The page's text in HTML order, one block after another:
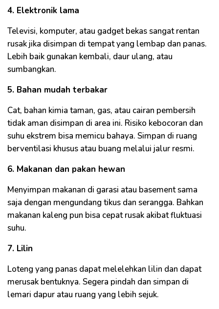
4. Elektronik lama
Televisi, komputer, atau gadget bekas sangat rentan
rusak jika disimpan di tempat yang lembap dan panas.
Lebih baik gunakan kembali, daur ulang, atau
sumbangkan.
5. Bahan mudah terbakar
Cat, bahan kimia taman, gas, atau cairan pembersih
tidak aman disimpan di area ini. Risiko kebocoran dan
suhu ekstrem bisa memicu bahaya. Simpan di ruang
berventilasi khusus atau buang melalui jalur resmi.
6. Makanan dan pakan hewan
Menyimpan makanan di garasi atau basement sama
saja dengan mengundang tikus dan serangga. Bahkan
makanan kaleng pun bisa cepat rusak akibat fluktuasi
suhu.
7. Lilin
Loteng yang panas dapat melelehkan lilin dan dapat
merusak bentuknya. Segera pindah dan simpan di
lemari dapur atau ruang yang lebih sejuk.